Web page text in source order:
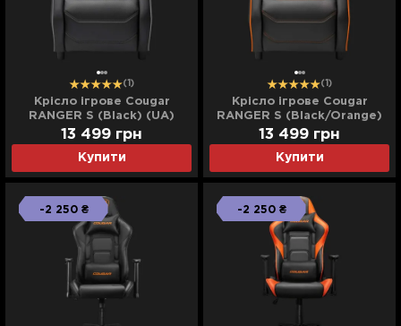
(1)
Крісло ігрове Cougar
RANGER S (Black) (UA)
Купити
13 499 грн
(1)
Крісло ігрове Cougar
RANGER S (Black/Orange)
(UA)
Купити
13 499 грн
-2 250 ₴ -2 250 ₴